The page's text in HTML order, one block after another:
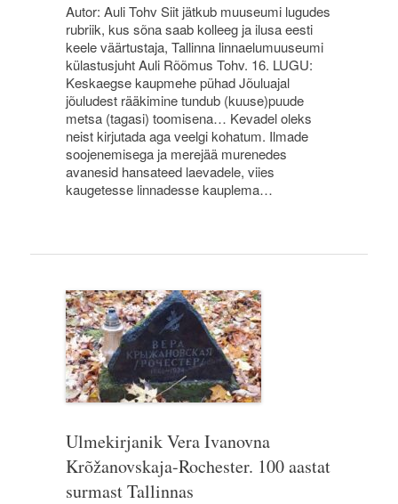
Autor: Auli Tohv Siit jätkub muuseumi lugudes
rubriik, kus sõna saab kolleeg ja ilusa eesti
keele väärtustaja, Tallinna linnaelumuuseumi
külastusjuht Auli Rõõmus Tohv. 16. LUGU:
Keskaegse kaupmehe pühad Jõuluajal
jõuludest rääkimine tundub (kuuse)puude
metsa (tagasi) toomisena… Kevadel oleks
neist kirjutada aga veelgi kohatum. Ilmade
soojenemisega ja merejää murenedes
avanesid hansateed laevadele, viies
kaugetesse linnadesse kauplema…
Ulmekirjanik Vera Ivanovna
Krõžanovskaja-Rochester. 100 aastat
surmast Tallinnas